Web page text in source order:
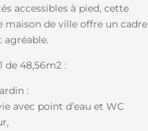
accessibles à pied, cette
maison de ville offre un cadre
agréable.
de 48,56m2 :
:
avec point d’eau et WC